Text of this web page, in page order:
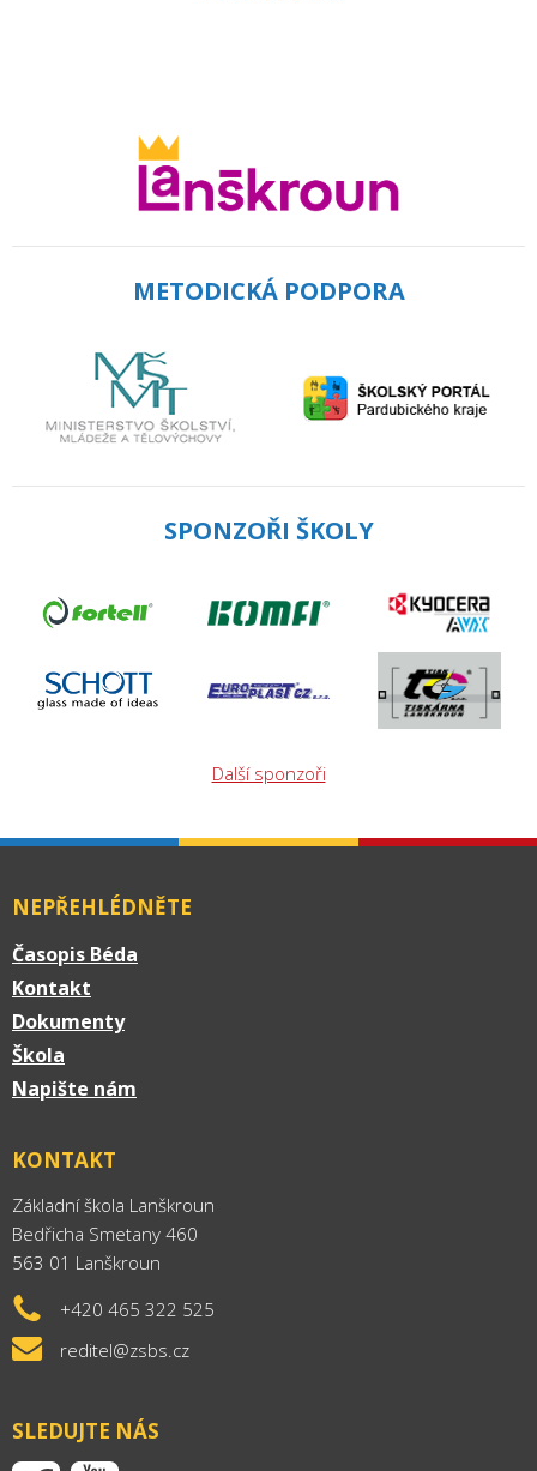
METODICKÁ PODPORA
SPONZOŘI ŠKOLY
Další sponzoři
NEPŘEHLÉDNĚTE
Časopis Béda
Kontakt
Dokumenty
Škola
Napište nám
KONTAKT
Základní škola Lanškroun
Bedřicha Smetany 460
563 01 Lanškroun
+420 465 322 525
reditel@zsbs.cz
SLEDUJTE NÁS